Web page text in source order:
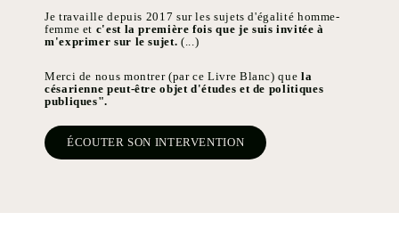
Je travaille depuis 2017 sur les sujets d'égalité homme-
femme et c'est la première fois que je suis invitée à
m'exprimer sur le sujet. (...)
Merci de nous montrer (par ce Livre Blanc) que la
césarienne peut-être objet d'études et de politiques
publiques".
ÉCOUTER SON INTERVENTION